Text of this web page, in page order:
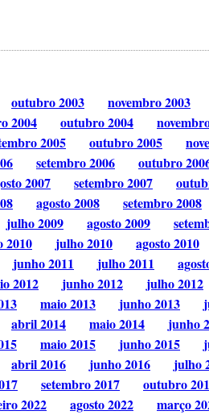
outubro 2003 novembro 2003
2004 outubro 2004
2005 outubro 2005
setembro 2006 outubro
2007 setembro 2007
agosto 2008 setembro 2008
julho 2009 agosto 2009
2010 julho 2010 agosto 2010
junho 2011 julho 2011
2012 junho 2012 julho 2012
maio 2013 junho 2013
abril 2014 maio 2014 junho
maio 2015 junho 2015
abril 2016 junho 2016 julho
setembro 2017 outubro
2022 agosto 2022 março